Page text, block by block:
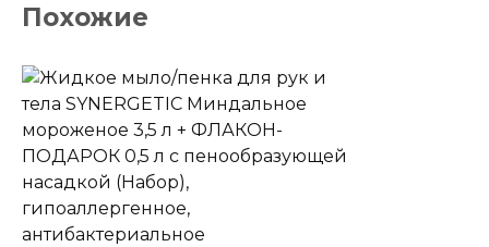
Похожие